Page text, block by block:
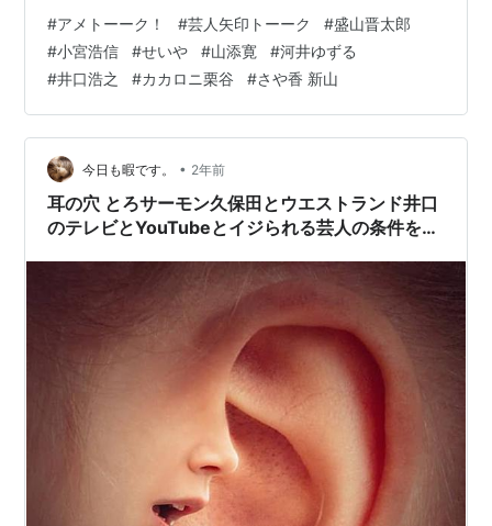
#アメトーーク！ #芸人矢印トーーク #盛山晋太郎
#小宮浩信 #せいや #山添寛 #河井ゆずる
#井口浩之 #カカロニ栗谷 #さや香 新山
今日も暇です。 • 2年前
耳の穴 とろサーモン久保田とウエストランド井口
のテレビとYouTubeとイジられる芸人の条件を語